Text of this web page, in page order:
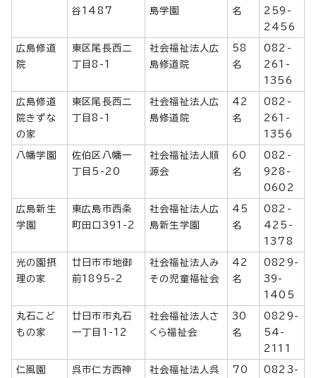
谷1487
島学園
名
259-
2456
広島修道
院
東区尾長西二
丁目8-1
社会福祉法人広
島修道院
58
名
082-
261-
1356
広島修道
院きずな
の家
東区尾長西二
丁目8-1
社会福祉法人広
島修道院
42
名
082-
261-
1356
八幡学園
佐伯区八幡一
丁目5-20
社会福祉法人順
源会
60
名
082-
928-
0602
広島新生
学園
東広島市西条
町田口391-2
社会福祉法人広
島新生学園
45
名
082-
425-
1378
光の園摂
理の家
廿日市市地御
前1895-2
社会福祉法人み
その児童福祉会
42
名
0829-
39-
1405
丸石こど
もの家
廿日市市丸石
一丁目1-12
社会福祉法人さ
くら福祉会
30
名
0829-
54-
2111
仁風園
呉市仁方西神
社会福祉法人呉
70
0823-